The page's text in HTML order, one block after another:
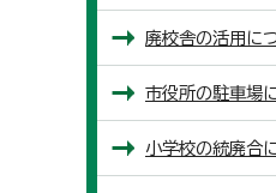
廃校舎の活用に
市役所の駐車場
小学校の統廃合